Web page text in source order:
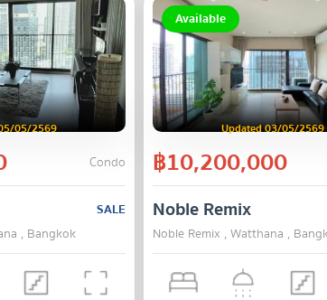
05/2569
Condo
SALE
, Bangkok
Available
Updated 03/05/2569
฿10,200,000
Noble Remix
Noble Remix , Watthana ,